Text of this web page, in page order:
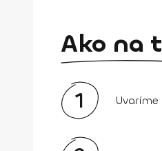
Ako na
1